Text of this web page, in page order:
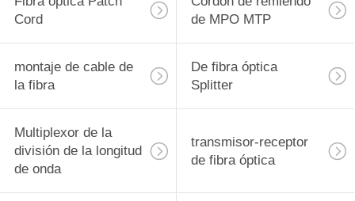
Cord
de MPO MTP
montaje de cable de
la fibra
De fibra óptica
Splitter
Multiplexor de la
división de la longitud
de onda
transmisor-receptor
de fibra óptica